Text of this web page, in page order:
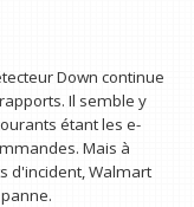
Down continue
Il semble y
étant les e-
Mais à
d'incident, Walmart